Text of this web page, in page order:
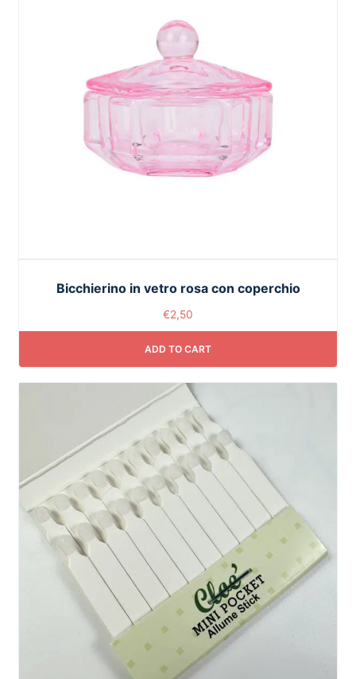
Bicchierino in vetro rosa con coperchio
€2,50
ADD TO CART